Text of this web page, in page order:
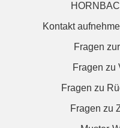
Kontakt
Fragen
Fragen zu
Fragen zu
Fragen zu